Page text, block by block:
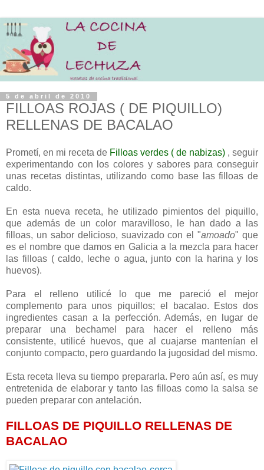
5 de abril de 2010
FILLOAS ROJAS ( DE PIQUILLO)
RELLENAS DE BACALAO
Prometí, en mi receta de Filloas verdes ( de nabizas) , seguir
experimentando con los colores y sabores para conseguir
unas recetas distintas, utilizando como base las filloas de
caldo.
En esta nueva receta, he utilizado pimientos del piquillo,
que además de un color maravilloso, le han dado a las
filloas, un sabor delicioso, suavizado con el "amoado" que
es el nombre que damos en Galicia a la mezcla para hacer
las filloas ( caldo, leche o agua, junto con la harina y los
huevos).
Para el relleno utilicé lo que me pareció el mejor
complemento para unos piquillos; el bacalao. Estos dos
ingredientes casan a la perfección. Además, en lugar de
preparar una bechamel para hacer el relleno más
consistente, utilicé huevos, que al cuajarse mantenían el
conjunto compacto, pero guardando la jugosidad del mismo.
Esta receta lleva su tiempo prepararla. Pero aún así, es muy
entretenida de elaborar y tanto las filloas como la salsa se
pueden preparar con antelación.
FILLOAS DE PIQUILLO RELLENAS DE
BACALAO